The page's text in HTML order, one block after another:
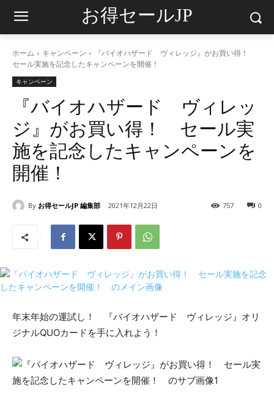
お得セールJP
ホーム キャンペーン
『バイオハザード ヴィレッジ』がお買い得！
セール実施を記念したキャンペーンを開催！
キャンペーン
『バイオハザード ヴィレッ
ジ』がお買い得！ セール実
施を記念したキャンペーンを
開催！
By お得セールJP 編集部 2021年12月22日 0
757
年末年始の運試し！ 『バイオハザード ヴィレッジ』オリ
ジナルQUOカードを手に入れよう！